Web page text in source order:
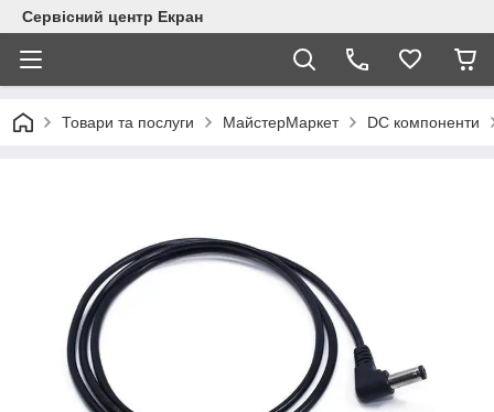
Сервісний центр Екран
Товари та послуги МайстерМаркет DC компоненти